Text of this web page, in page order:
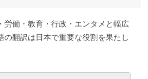
労働・教育・行政・エンタメと幅広
の翻訳は日本で重要な役割を果たし